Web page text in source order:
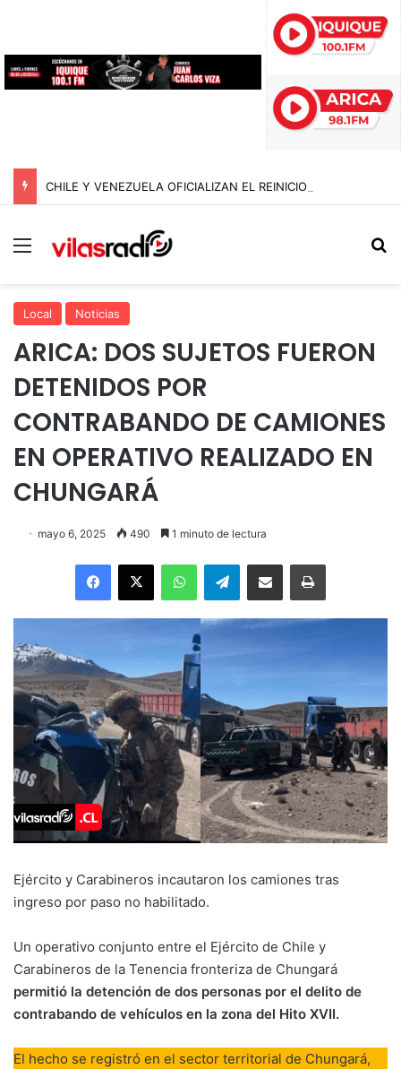
Menú
Local Noticias
ARICA: DOS SUJETOS FUERON
DETENIDOS POR
CONTRABANDO DE CAMIONES
EN OPERATIVO REALIZADO EN
CHUNGARÁ
mayo 6, 2025 490 1 minuto de lectura
Facebook
X WhatsAppTelegramEnviar vía email Imprimir
Ejército y Carabineros incautaron los camiones tras
ingreso por paso no habilitado.
Un operativo conjunto entre el Ejército de Chile y
Carabineros de la Tenencia fronteriza de Chungará
permitió la detención de dos personas por el delito de
contrabando de vehículos en la zona del Hito XVII.
El hecho se registró en el sector territorial de Chungará,